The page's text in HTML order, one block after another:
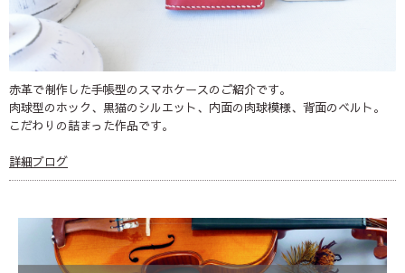
赤革で制作した手帳型のスマホケースのご紹介です。
肉球型のホック、黒猫のシルエット、内面の肉球模様、背面のベルト。
こだわりの詰まった作品です。
詳細ブログ